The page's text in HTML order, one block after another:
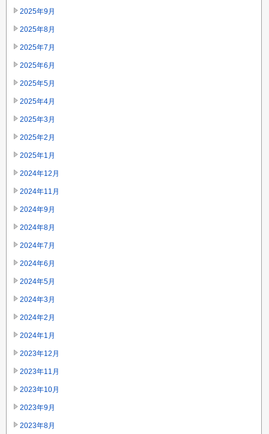
2025年9月
2025年8月
2025年7月
2025年6月
2025年5月
2025年4月
2025年3月
2025年2月
2025年1月
2024年12月
2024年11月
2024年9月
2024年8月
2024年7月
2024年6月
2024年5月
2024年3月
2024年2月
2024年1月
2023年12月
2023年11月
2023年10月
2023年9月
2023年8月